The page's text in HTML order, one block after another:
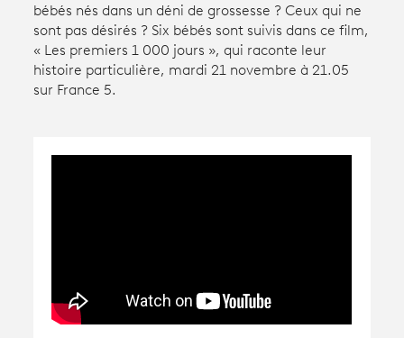
Programme tv
bébés nés dans un déni de grossesse ? Ceux qui ne
sont pas désirés ? Six bébés sont suivis dans ce film,
« Les premiers 1 000 jours », qui raconte leur
histoire particulière, mardi 21 novembre à 21.05
sur France 5.